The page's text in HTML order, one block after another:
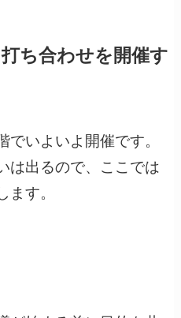
ち合わせを開催す
でいよいよ開催です。
は出るので、ここでは
ます。